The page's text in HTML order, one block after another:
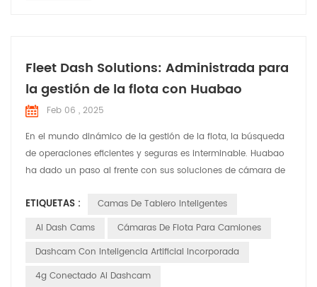
Fleet Dash Solutions: Administrada para
la gestión de la flota con Huabao
Feb 06 , 2025
En el mundo dinámico de la gestión de la flota, la búsqueda
de operaciones eficientes y seguras es interminable. Huabao
ha dado un paso al frente con sus soluciones de cámara de
desafíos específicos que enfrentan los gerentes de flota. Deje
que â s explore cómo estas soluciones están marcando la
ETIQUETAS :
Camas De Tablero Inteligentes
AI Dash Cams
Cámaras De Flota Para Camiones
Dashcam Con Inteligencia Artificial Incorporada
4g Conectado Ai Dashcam